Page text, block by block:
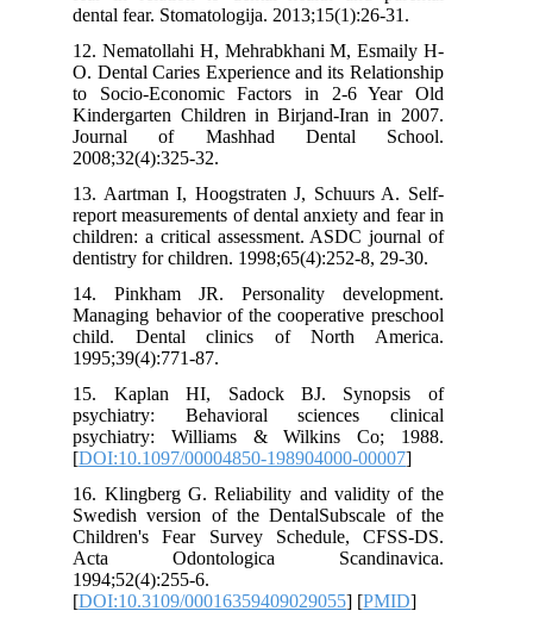
dental fear. Stomatologija. 2013;15(1):26-31.
12. Nematollahi H, Mehrabkhani M, Esmaily H-
O. Dental Caries Experience and its Relationship
to Socio-Economic Factors in 2-6 Year Old
Kindergarten Children in Birjand-Iran in 2007.
Journal of Mashhad Dental School.
2008;32(4):325-32.
13. Aartman I, Hoogstraten J, Schuurs A. Self-
report measurements of dental anxiety and fear in
children: a critical assessment. ASDC journal of
dentistry for children. 1998;65(4):252-8, 29-30.
14. Pinkham JR. Personality development.
Managing behavior of the cooperative preschool
child. Dental clinics of North America.
1995;39(4):771-87.
15. Kaplan HI, Sadock BJ. Synopsis of
psychiatry: Behavioral sciences clinical
psychiatry: Williams & Wilkins Co; 1988.
[DOI:10.1097/00004850-198904000-00007
16. Klingberg G. Reliability and validity of the
Swedish version of the DentalSubscale of the
Children's Fear Survey Schedule, CFSS-DS.
Acta Odontologica Scandinavica.
1994;52(4):255-6.
[DOI:10.3109/00016359409029055] [PMID